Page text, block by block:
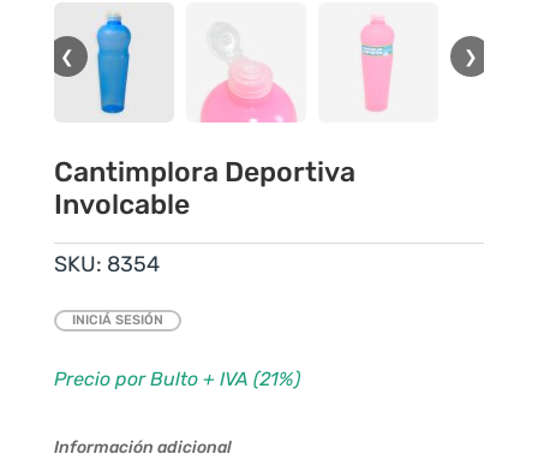
❮ ❯
Cantimplora Deportiva
Involcable
SKU: 8354
INICIÁ SESIÓN
Precio por Bulto + IVA (21%)
Información adicional